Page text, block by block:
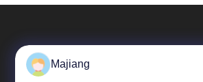
Majiang